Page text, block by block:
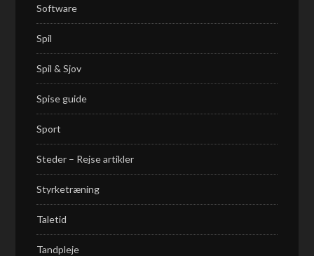
Software
Spil
Spil & Sjov
Spise guide
Sport
Steder – Rejse artikler
Styrketræning
Taletid
Tandpleje